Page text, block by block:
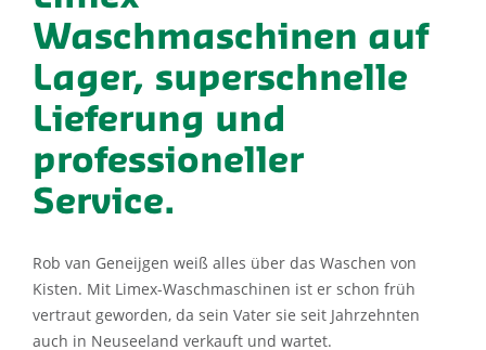
Waschmaschinen auf
Lager, superschnelle
Lieferung und
professioneller
Service.
Rob van Geneijgen weiß alles über das Waschen von
Kisten. Mit Limex-Waschmaschinen ist er schon früh
vertraut geworden, da sein Vater sie seit Jahrzehnten
auch in Neuseeland verkauft und wartet.